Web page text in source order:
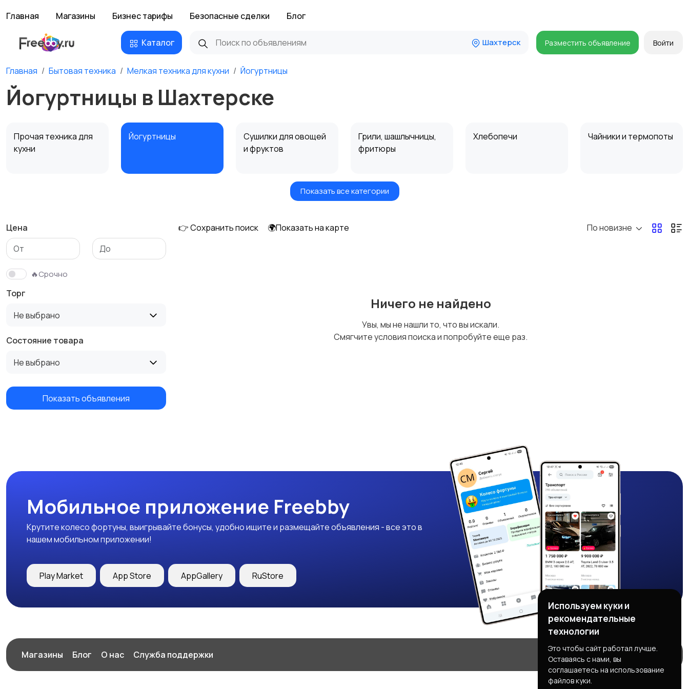
Главная Магазины Бизнес тарифы Безопасные сделки Блог
Каталог Шахтерск Разместить объявление Войти
Главная Бытовая техника Мелкая техника для кухни Йогуртницы
Йогуртницы в Шахтерске
Прочая техника для
кухни
Йогуртницы
Сушилки для овощей
и фруктов
Грили, шашлычницы,
фритюры
Хлебопечи Чайники и термопоты
Мультиварки и
Кухонные весы
Бутербродницы,
сэндвичницы,
тостеры
Кухонные комбайны,
Показать все категории
Цена
🔥Срочно
Торг
Не выбрано
Состояние товара
Не выбрано
Показать объявления
👉 Сохранить поиск 🌍Показать на карте По новизне
Ничего не найдено
Увы, мы не нашли то, что вы искали.
Смягчите условия поиска и попробуйте еще раз.
Мобильное приложение Freebby
Крутите колесо фортуны, выигрывайте бонусы, удобно ищите и размещайте объявления - все это в
нашем мобильном приложении!
Play Market App Store AppGallery RuStore
Магазины Блог О нас Служба поддержки
Используем куки и
рекомендательные
технологии
Это чтобы сайт работал лучше.
Оставаясь с нами, вы
соглашаетесь на использование
файлов куки.